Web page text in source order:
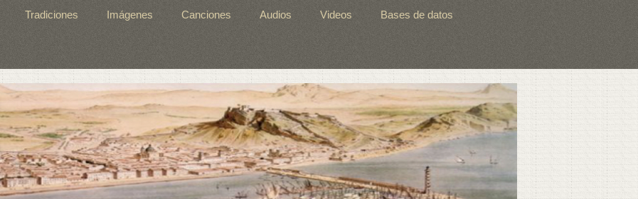
Tradiciones Imágenes Canciones Audios Videos Bases de datos